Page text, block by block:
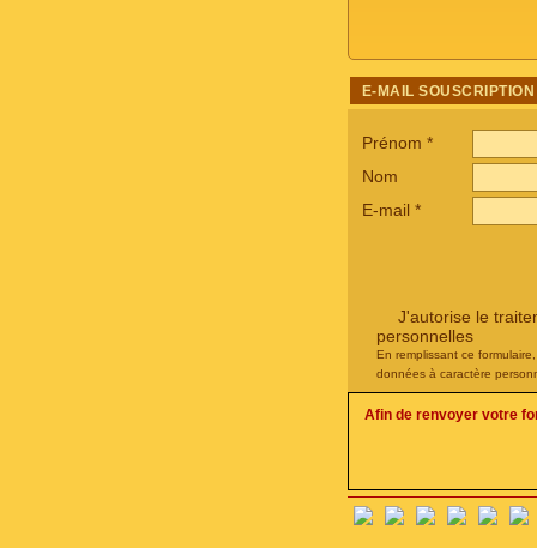
E-MAIL SOUSCRIPTION
Prénom *
Nom
E-mail *
J'autorise le
personnelles
En remplissant ce
données à caractère
Afin de renvoyer votre